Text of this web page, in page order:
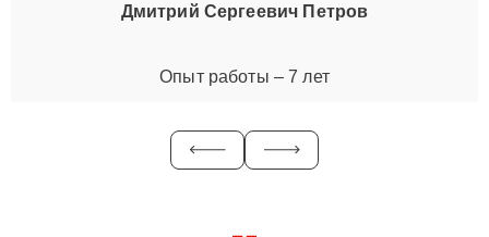
Дмитрий Сергеевич Петров
Опыт работы – 7 лет